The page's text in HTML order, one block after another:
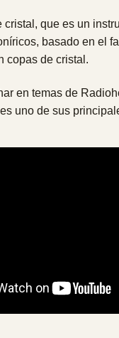
cristal, que es un
basado en el
copas de cristal.
en temas de
uno de sus